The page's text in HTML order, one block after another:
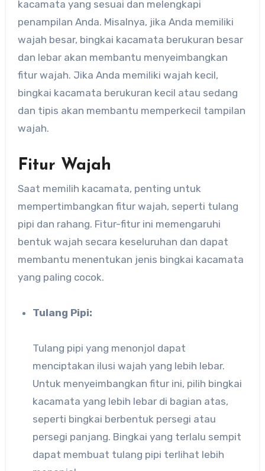
kacamata yang sesuai dan melengkapi
penampilan Anda. Misalnya, jika Anda memiliki
wajah besar, bingkai kacamata berukuran besar
dan lebar akan membantu menyeimbangkan
fitur wajah. Jika Anda memiliki wajah kecil,
bingkai kacamata berukuran kecil atau sedang
dan tipis akan membantu memperkecil tampilan
wajah.
Fitur Wajah
Saat memilih kacamata, penting untuk
mempertimbangkan fitur wajah, seperti tulang
pipi dan rahang. Fitur-fitur ini memengaruhi
bentuk wajah secara keseluruhan dan dapat
membantu menentukan jenis bingkai kacamata
yang paling cocok.
Tulang Pipi:
Tulang pipi yang menonjol dapat
menciptakan ilusi wajah yang lebih lebar.
Untuk menyeimbangkan fitur ini, pilih bingkai
kacamata yang lebih lebar di bagian atas,
seperti bingkai berbentuk persegi atau
persegi panjang. Bingkai yang terlalu sempit
dapat membuat tulang pipi terlihat lebih